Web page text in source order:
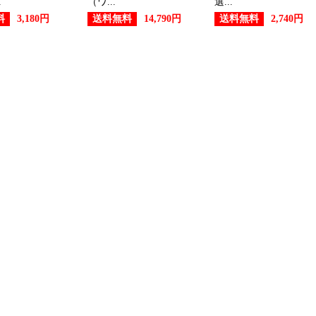
3,180円
送料無料
14,790円
送料無料
2,740円